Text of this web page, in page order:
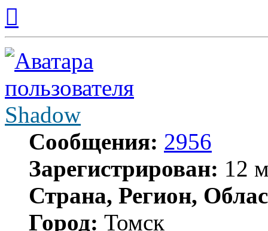
началу
Shadow
Сообщения: 2956
Зарегистрирован: 12
Страна, Регион,
Город: Томск